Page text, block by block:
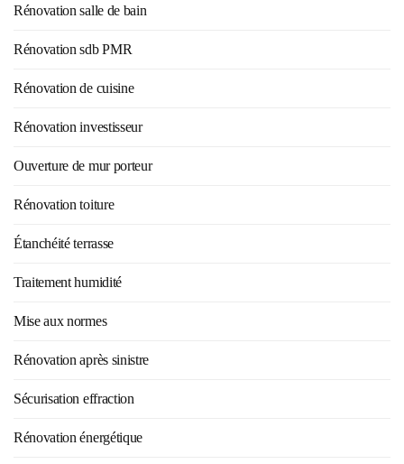
Rénovation salle de bain
Rénovation sdb PMR
Rénovation de cuisine
Rénovation investisseur
Ouverture de mur porteur
Rénovation toiture
Étanchéité terrasse
Traitement humidité
Mise aux normes
Rénovation après sinistre
Sécurisation effraction
Rénovation énergétique